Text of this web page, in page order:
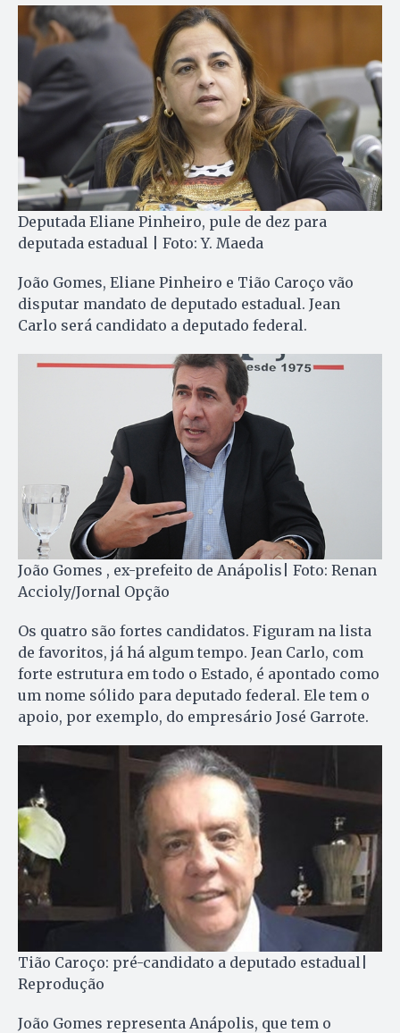
Deputada Eliane Pinheiro, pule de dez para
deputada estadual | Foto: Y. Maeda
João Gomes, Eliane Pinheiro e Tião Caroço vão
disputar mandato de deputado estadual. Jean
Carlo será candidato a deputado federal.
João Gomes , ex-prefeito de Anápolis| Foto: Renan
Accioly/Jornal Opção
Os quatro são fortes candidatos. Figuram na lista
de favoritos, já há algum tempo. Jean Carlo, com
forte estrutura em todo o Estado, é apontado como
um nome sólido para deputado federal. Ele tem o
apoio, por exemplo, do empresário José Garrote.
Tião Caroço: pré-candidato a deputado estadual|
Reprodução
João Gomes representa Anápolis, que tem o